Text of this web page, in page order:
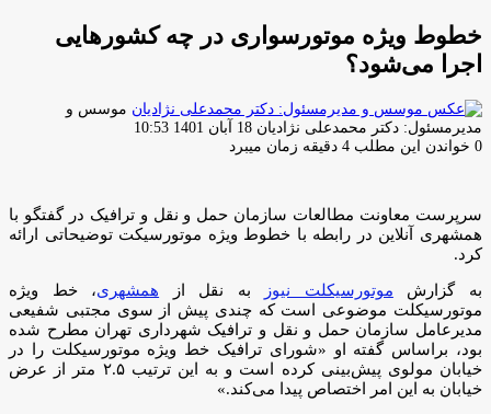
خطوط ویژه موتورسواری در چه کشورهایی
اجرا می‌شود؟
موسس و
مدیرمسئول: دکتر محمدعلی نژادیان ارسال
ایمیل
18 آبان 1401 10:53
0 خواندن این مطلب 4 دقیقه زمان میبرد
سرپرست معاونت مطالعات سازمان حمل و نقل و ترافیک در گفتگو با
همشهری آنلاین در رابطه با خطوط ویژه موتورسیکت توضیحاتی ارائه
کرد.
به گزارش موتورسیکلت نیوز به نقل از همشهری، خط ویژه
موتورسیکلت موضوعی است که چندی پیش از سوی مجتبی شفیعی
مدیرعامل سازمان حمل و نقل و ترافیک شهرداری تهران مطرح شده
بود، براساس گفته او «شورای ترافیک خط ویژه موتورسیکلت را در
خیابان مولوی پیش‌بینی کرده است و به این ترتیب ۲.۵ متر از عرض
خیابان به این امر اختصاص پیدا می‌کند.»